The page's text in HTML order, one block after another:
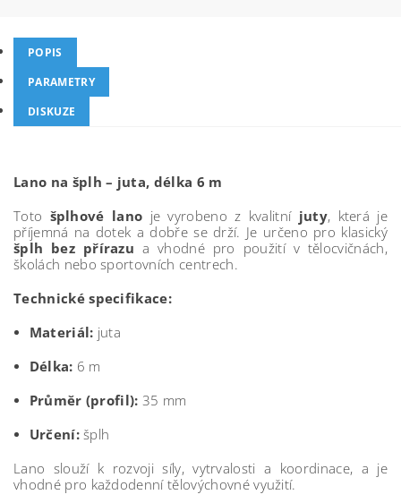
POPIS
PARAMETRY
DISKUZE
Lano na šplh – juta, délka 6 m
Toto šplhové lano je vyrobeno z kvalitní juty, která je
příjemná na dotek a dobře se drží. Je určeno pro klasický
šplh bez přírazu a vhodné pro použití v tělocvičnách,
školách nebo sportovních centrech.
Technické specifikace:
Materiál: juta
Délka: 6 m
Průměr (profil): 35 mm
Určení:šplh
Lano slouží k rozvoji síly, vytrvalosti a koordinace, a je
vhodné pro každodenní tělovýchovné využití.